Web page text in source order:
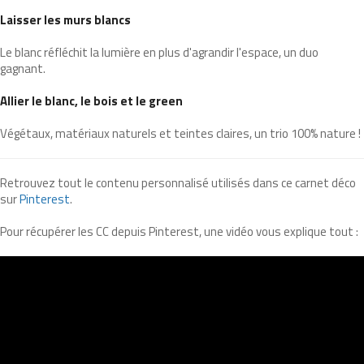
Laisser les murs blancs
Le blanc réfléchit la lumière en plus d'agrandir l'espace, un duo
gagnant.
Allier le blanc, le bois et le green
Végétaux, matériaux naturels et teintes claires, un trio 100% nature !
Retrouvez tout le contenu personnalisé utilisés dans ce carnet déco
surPinterest.
Pour récupérer les CC depuis Pinterest, une vidéo vous explique tout :